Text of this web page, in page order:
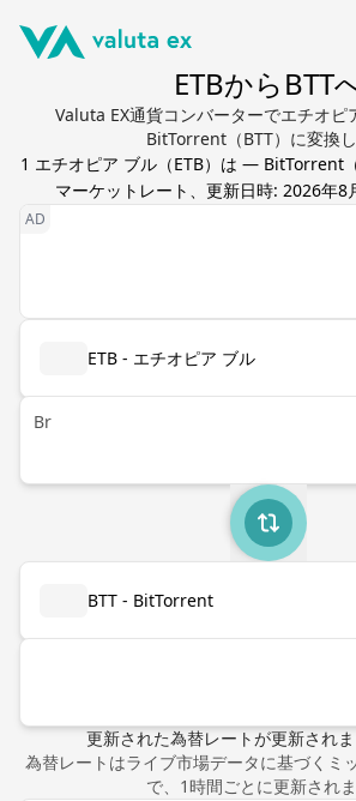
ETBからBTT
Valuta EX通貨コンバーターでエチオピ
BitTorrent（BTT）に変換
1 エチオピア ブル（ETB）は — BitTorrent
マーケットレート、更新日時: 2026年8
ETB - エチオピア ブル
Br
BTT - BitTorrent
更新された為替レートが更新され
為替レートはライブ市場データに基づくミ
で、1時間ごとに更新されま